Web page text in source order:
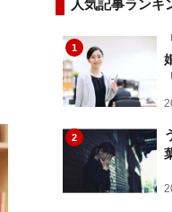
人気記事ランキ
1
2